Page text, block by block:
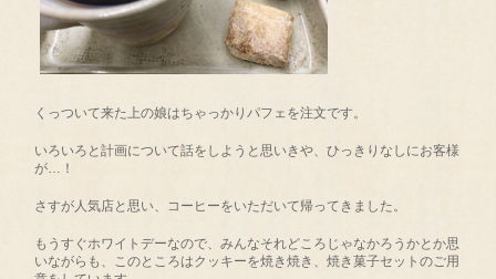
くっついて来た上の娘はちゃっかりパフェを注文です。
いろいろと計画について話をしようと思いきや、ひっきりなしにお客様
が…！
さすが人気店と思い、コーヒーをいただいて帰ってきました。
もうすぐホワイトデーなので、みんなそれどころじゃなかろうかとか思
いながらも、このところはクッキーを焼き焼き、焼き菓子セットのご用